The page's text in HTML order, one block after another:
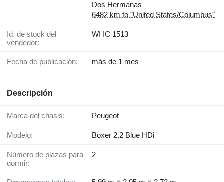
Dos Hermanas
6482 km to "United States/Columbus"
Id. de stock del
vendedor:
WI IC 1513
Fecha de publicación: más de 1 mes
Descripción
Marca del chasis: Peugeot
Modelo: Boxer 2.2 Blue HDi
Número de plazas para
dormir:
2